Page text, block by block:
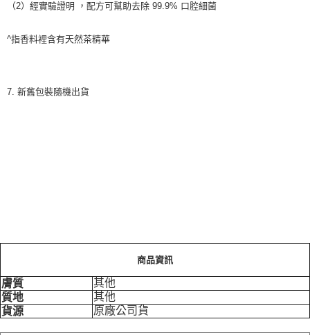
（2）經實驗證明 ，配方可幫助去除 99.9% 口腔細菌
^指香料裡含有天然茶精華
7. 新舊包裝隨機出貨
商品資訊
膚質
其他
質地
其他
貨源
原廠公司貨